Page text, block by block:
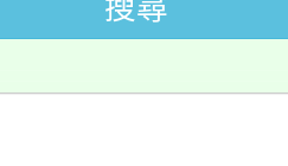
學生輔導中心
商輔導、社會
園短影音徵
章及活動海報
加。
學年度學生
施計畫」
教育部表揚
搜尋